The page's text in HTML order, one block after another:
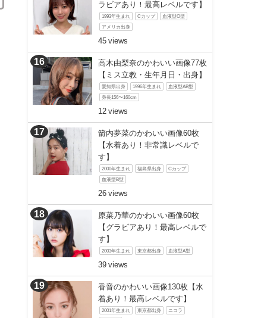
ラビアあり！最高レベルです】
1993年生まれ Cカップ 血液型O型
アメリカ出身
45
高木由梨奈のかわいい画像77枚
【ミス立教・生年月日・出身】
愛知県出身 1996年生まれ 血液型AB型
身長156〜160cm
12
箭内夢菜のかわいい画像60枚
【水着あり！非常識レベルで
す】
2000年生まれ 福島県出身 Cカップ
血液型B型
26
原菜乃華のかわいい画像60枚
【グラビアあり！最高レベルで
す】
2003年生まれ 東京都出身 血液型A型
39
香音のかわいい画像130枚【水
着あり！最高レベルです】
2001年生まれ 東京都出身 ニコラ